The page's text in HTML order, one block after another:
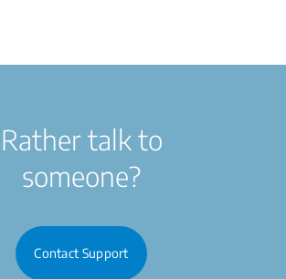
Rather talk to
someone?
Contact Support